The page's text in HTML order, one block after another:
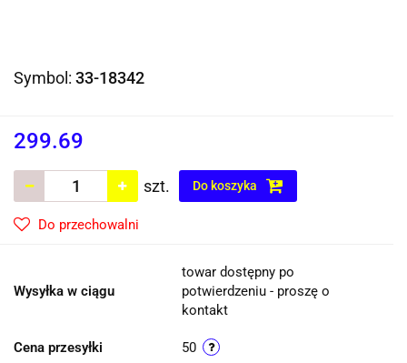
Symbol: 33-18342
299.69
szt. Do koszyka
Do przechowalni
Wysyłka w ciągu
towar dostępny po
potwierdzeniu - proszę o
kontakt
Cena przesyłki 50